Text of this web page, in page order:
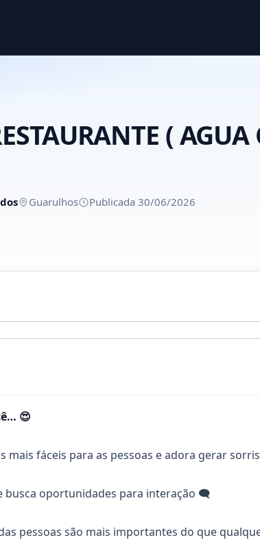
( AGUA
Guarulhos Publicada 30/06/2026
😍
mais fáceis para as pessoas e adora gerar
busca oportunidades para interação 🗨
pessoas são mais importantes do que